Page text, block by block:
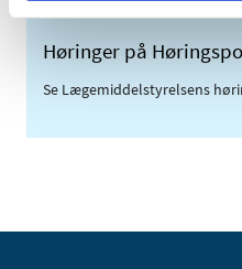
Høringer på
Se Lægemiddelstyrelsens